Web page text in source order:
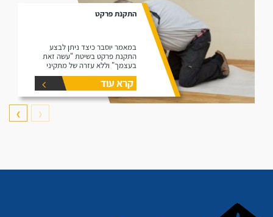
התקנת פרקט
במאמר יוסבר כיצד ניתן לבצע
התקנת פרקט בשיטת "עשה זאת
בעצמך" וללא עזרה של מתקיני
פרקטים.
קרא עוד
❮
❯